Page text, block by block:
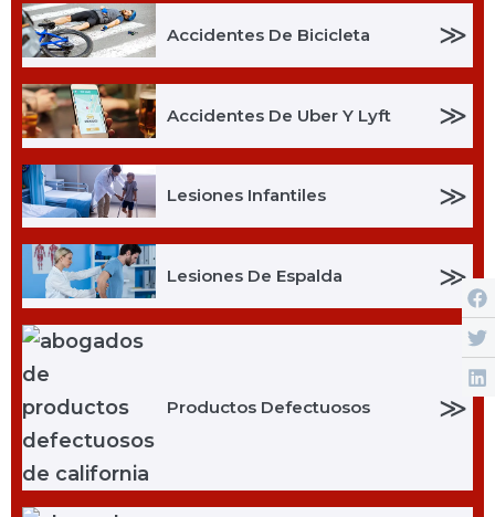
Accidentes De Bicicleta ≫
Accidentes De Uber Y Lyft ≫
Lesiones Infantiles ≫
Lesiones De Espalda ≫
Productos Defectuosos ≫